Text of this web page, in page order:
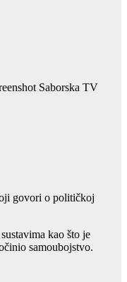
Saborska TV
govori o političkoj
kao što je
samoubojstvo.